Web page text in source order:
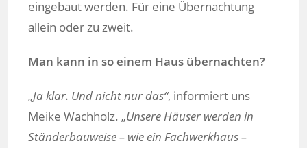
eingebaut werden. Für eine Übernachtung
allein oder zu zweit.
Man kann in so einem Haus übernachten?
„Ja klar. Und nicht nur das“, informiert uns
Meike Wachholz. „Unsere Häuser werden in
Ständerbauweise – wie ein Fachwerkhaus –